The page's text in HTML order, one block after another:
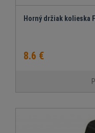
Horný držiak kolieska
8.6 €